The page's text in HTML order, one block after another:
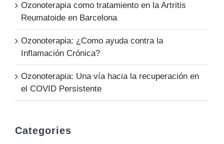
Ozonoterapia como tratamiento en la Artritis
Reumatoide en Barcelona
Ozonoterapia: ¿Como ayuda contra la
Inflamación Crónica?
Ozonoterapia: Una vía hacia la recuperación en
el COVID Persistente
Categories